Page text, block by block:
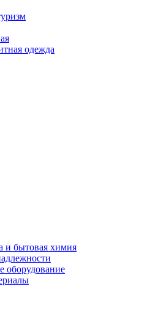
одежда
и бытовая химия
оборудование